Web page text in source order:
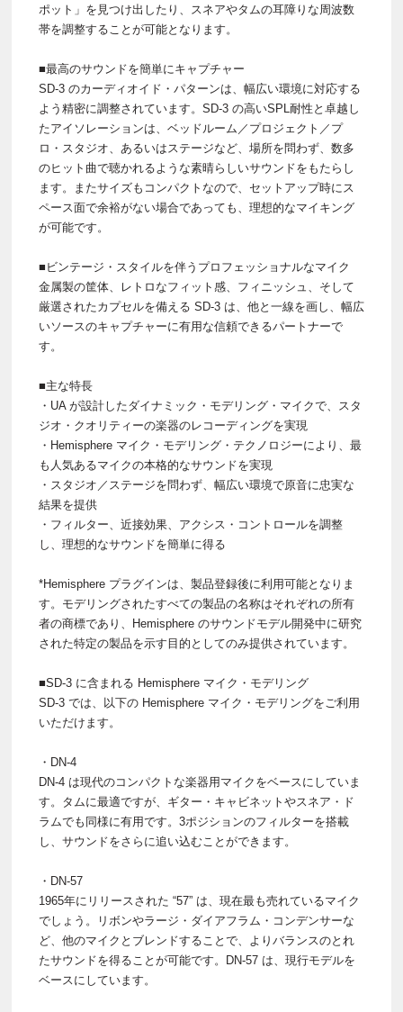
ポット」を見つけ出したり、スネアやタムの耳障りな周波数
帯を調整することが可能となります。
■最高のサウンドを簡単にキャプチャー
SD-3 のカーディオイド・パターンは、幅広い環境に対応する
よう精密に調整されています。SD-3 の高いSPL耐性と卓越し
たアイソレーションは、ベッドルーム／プロジェクト／プ
ロ・スタジオ、あるいはステージなど、場所を問わず、数多
のヒット曲で聴かれるような素晴らしいサウンドをもたらし
ます。またサイズもコンパクトなので、セットアップ時にス
ペース面で余裕がない場合であっても、理想的なマイキング
が可能です。
■ビンテージ・スタイルを伴うプロフェッショナルなマイク
金属製の筐体、レトロなフィット感、フィニッシュ、そして
厳選されたカプセルを備える SD-3 は、他と一線を画し、幅広
いソースのキャプチャーに有用な信頼できるパートナーで
す。
■主な特長
・UA が設計したダイナミック・モデリング・マイクで、スタ
ジオ・クオリティーの楽器のレコーディングを実現
・Hemisphere マイク・モデリング・テクノロジーにより、最
も人気あるマイクの本格的なサウンドを実現
・スタジオ／ステージを問わず、幅広い環境で原音に忠実な
結果を提供
・フィルター、近接効果、アクシス・コントロールを調整
し、理想的なサウンドを簡単に得る
*Hemisphere プラグインは、製品登録後に利用可能となりま
す。モデリングされたすべての製品の名称はそれぞれの所有
者の商標であり、Hemisphere のサウンドモデル開発中に研究
された特定の製品を示す目的としてのみ提供されています。
■SD-3 に含まれる Hemisphere マイク・モデリング
SD-3 では、以下の Hemisphere マイク・モデリングをご利用
いただけます。
・DN-4
DN-4 は現代のコンパクトな楽器用マイクをベースにしていま
す。タムに最適ですが、ギター・キャビネットやスネア・ド
ラムでも同様に有用です。3ポジションのフィルターを搭載
し、サウンドをさらに追い込むことができます。
・DN-57
1965年にリリースされた “57” は、現在最も売れているマイク
でしょう。リボンやラージ・ダイアフラム・コンデンサーな
ど、他のマイクとブレンドすることで、よりバランスのとれ
たサウンドを得ることが可能です。DN-57 は、現行モデルを
ベースにしています。